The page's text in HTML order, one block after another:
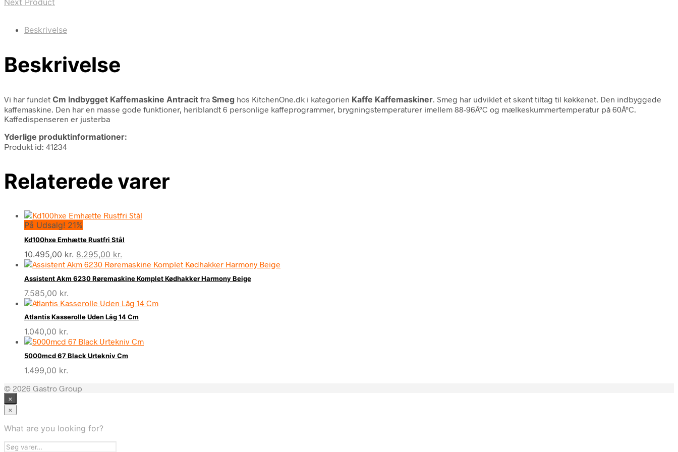
Beskrivelse
Beskrivelse
Vi har fundet Cm Indbygget Kaffemaskine Antracit fra Smeg hos KitchenOne.dk i kategorien Kaffe Kaffemaskiner . Smeg har udviklet et skønt tiltag til køkkenet. Den indbyggede
kaffemaskine. Den har en masse gode funktioner, heriblandt 6 personlige kaffeprogrammer, brygningstemperaturer imellem 88-96Â°C og mælkeskummertemperatur på 60Â°C.
Kaffedispenseren er justerba
Yderlige produktinformationer:
Produkt id: 41234
Relaterede varer
På Udsalg! 21%
Kd100hxe Emhætte Rustfri Stål
10.495,00kr. Den
oprindelige
pris
var:
8.295,00 kr.
aktuelle
pris
er:
Assistent Akm 6230 Røremaskine Komplet Kødhakker Harmony Beige
7.585,00 kr.
Atlantis Kasserolle Uden Låg 14 Cm
1.040,00 kr.
5000mcd 67 Black Urtekniv Cm
1.499,00 kr.
© 2026 Gastro Group
×
×
What are you looking for?